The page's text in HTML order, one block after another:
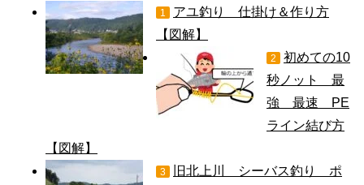
1
アユ釣り 仕掛け＆作り方
【図解】
2
初めての10
秒ノット 最
強 最速 PE
ライン結び方
【図解】
3
旧北上川 シーバス釣り ポ